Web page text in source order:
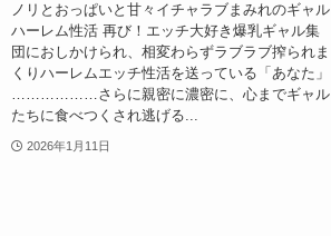
ノリとおっぱいと甘々イチャラブまみれのギャル
ハーレム性活 再び！エッチ大好き爆乳ギャル集
団におしかけられ、相変わらずラブラブ搾られま
くりハーレムエッチ性活を送っている「あなた」
………………さらに親密に濃密に、心までギャル
たちに食べつくされ逃げる...
2026年1月11日